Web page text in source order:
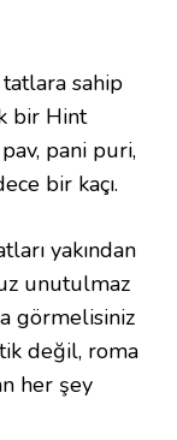
sahip
bir Hint
pani puri,
bir kaçı.
yakından
unutulmaz
görmelisiniz
değil, roma
her şey